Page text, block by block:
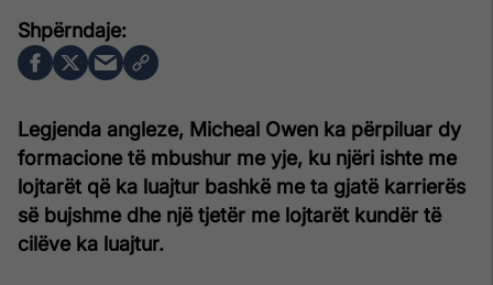
Legjenda angleze, Micheal Owen ka përpiluar dy
formacione të mbushur me yje, ku njëri ishte me
lojtarët që ka luajtur bashkë me ta gjatë karrierës
së bujshme dhe një tjetër me lojtarët kundër të
cilëve ka luajtur.